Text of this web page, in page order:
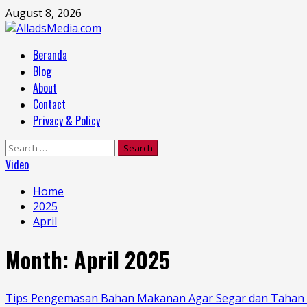
Skip
to
August 8, 2026
MenuBeranda
Blog
About
Contact
Privacy & Policy
Search
for:
Video
Home
2025
April
Month:April 2025
Tips Pengemasan Bahan Makanan Agar Segar dan Tahan